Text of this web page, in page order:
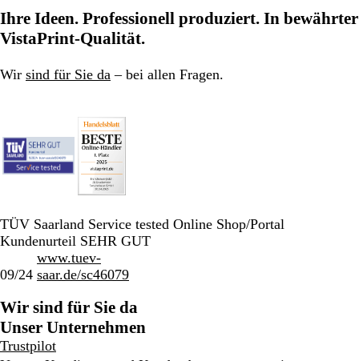
Seite
Seite
Seite
Ihre Ideen. Professionell produziert. In bewährter
VistaPrint-Qualität.
Wir sind für Sie da – bei allen Fragen.
TÜV Saarland Service tested Online Shop/Portal
Kundenurteil SEHR GUT
09/24
www.tuev-
saar.de/sc46079
Wir sind für Sie da
Unser Unternehmen
Trustpilot